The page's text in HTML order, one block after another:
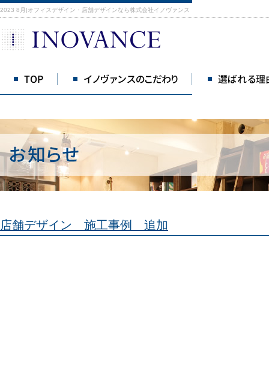
2023 8月|オフィスデザイン・店舗デザインなら株式会社イノヴァンス
TOP イノヴァンスのこだわり 選ばれる理
店舗デザイン 施工事例 追加